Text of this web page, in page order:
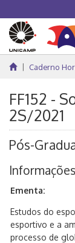
Caderno
FF152 -
2S/2021
Pós-
Ementa:
Estudos do
esportivo e a
processo de